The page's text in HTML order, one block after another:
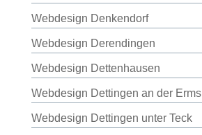
Webdesign Denkendorf
Webdesign Derendingen
Webdesign Dettenhausen
Webdesign Dettingen an der Erms
Webdesign Dettingen unter Teck